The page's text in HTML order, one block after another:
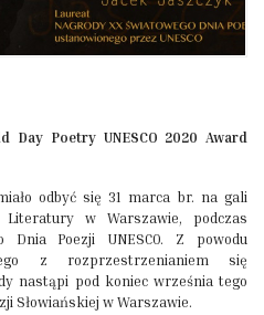
Day Poetry UNESCO 2020 Award
odbyć się 31 marca br. na gali
w Warszawie, podczas
Dnia Poezji UNESCO. Z powodu
z rozprzestrzenianiem się
nastąpi pod koniec września tego
Słowiańskiej w Warszawie.